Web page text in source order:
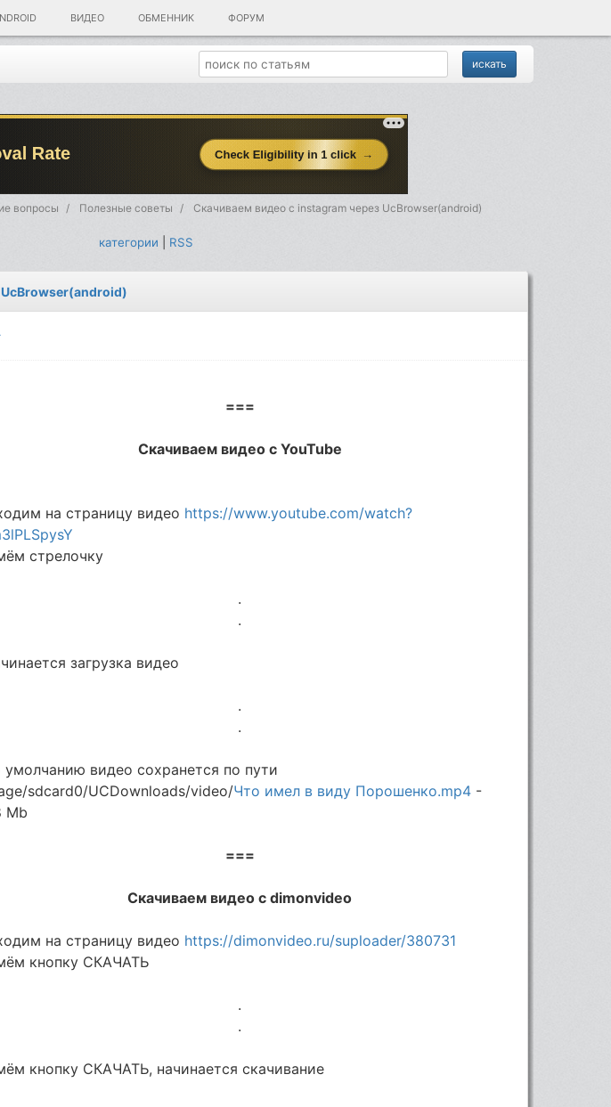
ВИДЕО ОБМЕННИК ФОРУМ
вопросы Полезные советы Скачиваем видео с instagram через UcBrowser(android)
категории RSS
===
Скачиваем видео с YouTube
на страницу видео https://www.youtube.com/watch?
стрелочку
.
.
загрузка видео
.
.
умолчанию видео сохранется по пути
sdcard0/UCDownloads/video/Что имел в виду Порошенко.mp4 -
Mb
===
Скачиваем видео с dimonvideo
на страницу видео https://dimonvideo.ru/suploader/380731
кнопку СКАЧАТЬ
.
.
кнопку СКАЧАТЬ, начинается скачивание